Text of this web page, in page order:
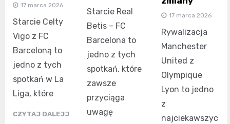
17 marca 2026
Starcie Celty
Vigo z FC
Barceloną to
jedno z tych
spotkań w La
Liga, które
CZYTAJ DALEJJ
Starcie Real
Betis – FC
Barcelona to
jedno z tych
spotkań, które
zawsze
przyciąga
uwagę
17 marca 2026
Rywalizacja
Manchester
United z
Olympique
Lyon to jedno
z
najciekawszyc